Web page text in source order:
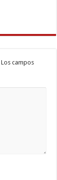
Los campos